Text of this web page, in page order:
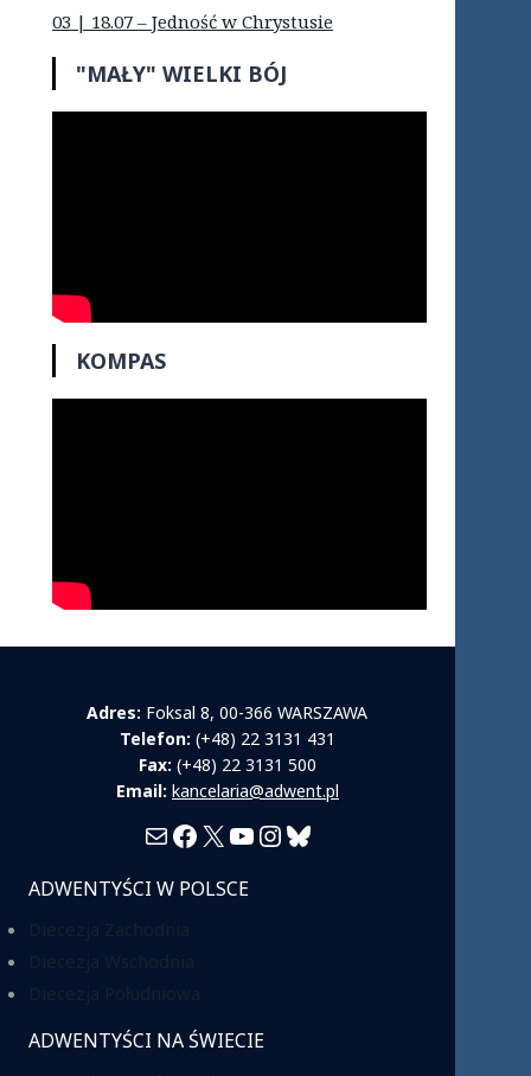
03 | 18.07 – Jedność w Chrystusie
"MAŁY" WIELKI BÓJ
KOMPAS
Adres: Foksal 8, 00-366 WARSZAWA
Telefon: (+48) 22 3131 431
Fax: (+48) 22 3131 500
Email: kancelaria@adwent.pl
MailFacebook
X YouTube
Instagram
Bluesky
ADWENTYŚCI W POLSCE
ADWENTYŚCI NA ŚWIECIE